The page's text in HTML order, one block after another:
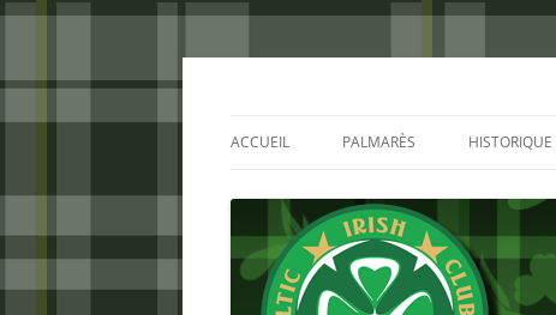
Aller
ACCUEIL PALMARÈS HISTORIQUE